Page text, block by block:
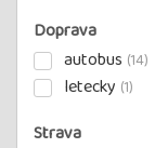
Doprava
autobus (14)
letecky (1)
Strava